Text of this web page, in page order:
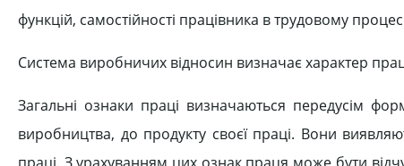
функцій, самостійності працівника в трудовому
Система виробничих відносин визначає характер
Загальні ознаки праці визначаються передусім
виробництва, до продукту своєї праці. Вони